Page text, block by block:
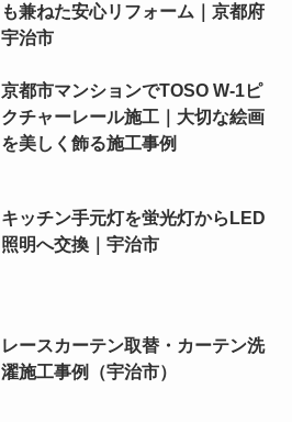
も兼ねた安心リフォーム｜京都府
宇治市
京都市マンションでTOSO W-1ピ
クチャーレール施工｜大切な絵画
を美しく飾る施工事例
キッチン手元灯を蛍光灯からLED
照明へ交換｜宇治市
レースカーテン取替・カーテン洗
濯施工事例（宇治市）